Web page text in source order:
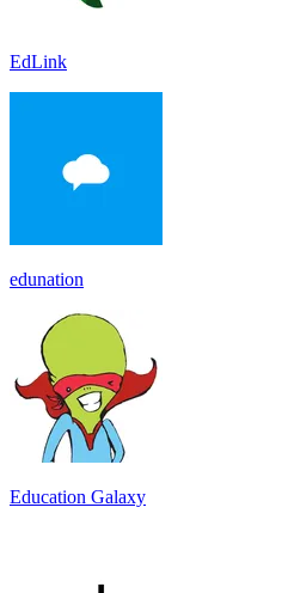
EdLink
edunation
Education Galaxy